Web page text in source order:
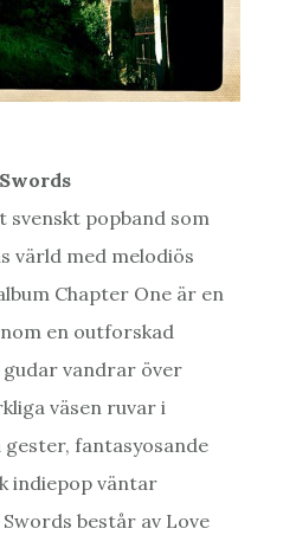
svenskt popband som
värld med melodiös
Chapter One är en
en outforskad
vandrar över
väsen ruvar i
fantasyosande
indiepop väntar
består av Love